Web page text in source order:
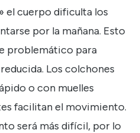
el cuerpo dificulta los
por la mañana. Esto
problemático para
Los colchones
o con muelles
facilitan el movimiento.
será más difícil, por lo